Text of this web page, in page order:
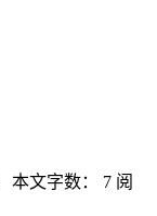
本文字数： 7 阅